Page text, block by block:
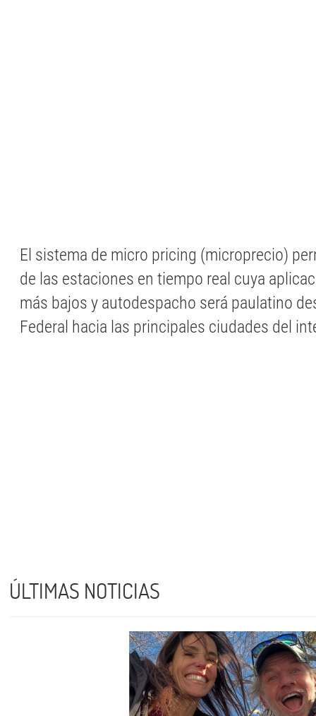
El sistema de micro pricing (microprecio)
de las estaciones en tiempo real cuya
más bajos y autodespacho será paulatino
Federal hacia las principales ciudades del
ÚLTIMAS NOTICIAS